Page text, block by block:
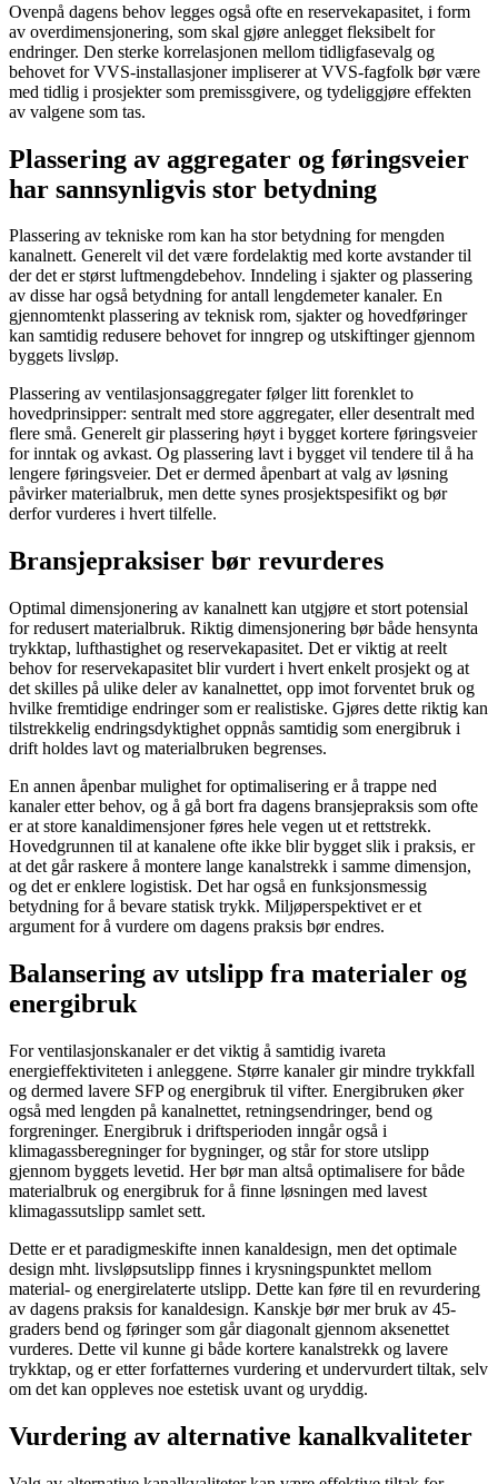
Ovenpå dagens behov legges også ofte en reservekapasitet, i form
av overdimensjonering, som skal gjøre anlegget fleksibelt for
endringer. Den sterke korrelasjonen mellom tidligfasevalg og
behovet for VVS-installasjoner impliserer at VVS-fagfolk bør være
med tidlig i prosjekter som premissgivere, og tydeliggjøre effekten
av valgene som tas.
Plassering av aggregater og føringsveier
har sannsynligvis stor betydning
Plassering av tekniske rom kan ha stor betydning for mengden
kanalnett. Generelt vil det være fordelaktig med korte avstander til
der det er størst luftmengdebehov. Inndeling i sjakter og plassering
av disse har også betydning for antall lengdemeter kanaler. En
gjennomtenkt plassering av teknisk rom, sjakter og hovedføringer
kan samtidig redusere behovet for inngrep og utskiftinger gjennom
byggets livsløp.
Plassering av ventilasjonsaggregater følger litt forenklet to
hovedprinsipper: sentralt med store aggregater, eller desentralt med
flere små. Generelt gir plassering høyt i bygget kortere føringsveier
for inntak og avkast. Og plassering lavt i bygget vil tendere til å ha
lengere føringsveier. Det er dermed åpenbart at valg av løsning
påvirker materialbruk, men dette synes prosjektspesifikt og bør
derfor vurderes i hvert tilfelle.
Bransjepraksiser bør revurderes
Optimal dimensjonering av kanalnett kan utgjøre et stort potensial
for redusert materialbruk. Riktig dimensjonering bør både hensynta
trykktap, lufthastighet og reservekapasitet. Det er viktig at reelt
behov for reservekapasitet blir vurdert i hvert enkelt prosjekt og at
det skilles på ulike deler av kanalnettet, opp imot forventet bruk og
hvilke fremtidige endringer som er realistiske. Gjøres dette riktig kan
tilstrekkelig endringsdyktighet oppnås samtidig som energibruk i
drift holdes lavt og materialbruken begrenses.
En annen åpenbar mulighet for optimalisering er å trappe ned
kanaler etter behov, og å gå bort fra dagens bransjepraksis som ofte
er at store kanaldimensjoner føres hele vegen ut et rettstrekk.
Hovedgrunnen til at kanalene ofte ikke blir bygget slik i praksis, er
at det går raskere å montere lange kanalstrekk i samme dimensjon,
og det er enklere logistisk. Det har også en funksjonsmessig
betydning for å bevare statisk trykk. Miljøperspektivet er et
argument for å vurdere om dagens praksis bør endres.
Balansering av utslipp fra materialer og
energibruk
For ventilasjonskanaler er det viktig å samtidig ivareta
energieffektiviteten i anleggene. Større kanaler gir mindre trykkfall
og dermed lavere SFP og energibruk til vifter. Energibruken øker
også med lengden på kanalnettet, retningsendringer, bend og
forgreninger. Energibruk i driftsperioden inngår også i
klimagassberegninger for bygninger, og står for store utslipp
gjennom byggets levetid. Her bør man altså optimalisere for både
materialbruk og energibruk for å finne løsningen med lavest
klimagassutslipp samlet sett.
Dette er et paradigmeskifte innen kanaldesign, men det optimale
design mht. livsløpsutslipp finnes i krysningspunktet mellom
material- og energirelaterte utslipp. Dette kan føre til en revurdering
av dagens praksis for kanaldesign. Kanskje bør mer bruk av 45-
graders bend og føringer som går diagonalt gjennom aksenettet
vurderes. Dette vil kunne gi både kortere kanalstrekk og lavere
trykktap, og er etter forfatternes vurdering et undervurdert tiltak, selv
om det kan oppleves noe estetisk uvant og uryddig.
Vurdering av alternative kanalkvaliteter